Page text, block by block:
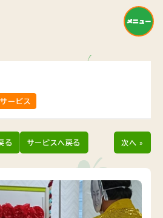
メニュー
ービス
る サービスへ戻る 次へ »